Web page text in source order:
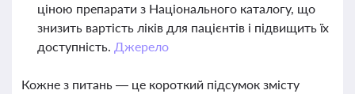
ціною препарати з Національного каталогу, що
знизить вартість ліків для пацієнтів і підвищить їх
доступність. Джерело
Кожне з питань — це короткий підсумок змісту